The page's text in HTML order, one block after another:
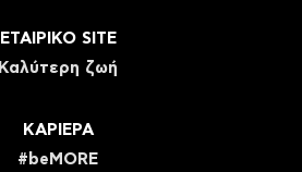
ΕΤΑΙΡΙΚΟ SITE
Καλύτερη ζωή
ΚΑΡΙΕΡΑ
#beMORE